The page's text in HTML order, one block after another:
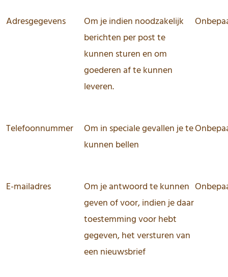
Adresgegevens
Om je indien noodzakelijk
berichten per post te
kunnen sturen en om
goederen af te kunnen
leveren.
Telefoonnummer
Om in speciale gevallen je te
kunnen bellen
E-mailadres
Om je antwoord te kunnen
geven of voor, indien je daar
toestemming voor hebt
gegeven, het versturen van
een nieuwsbrief